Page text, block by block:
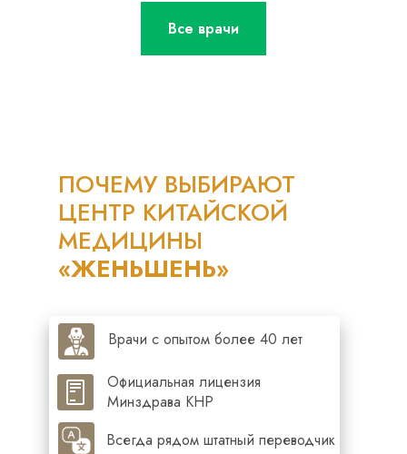
Все врачи
ПОЧЕМУ ВЫБИРАЮТ
ЦЕНТР КИТАЙСКОЙ
МЕДИЦИНЫ
«ЖЕНЬШЕНЬ»
Врачи с опытом более 40 лет
Всегда рядом штатный переводчик
Официальная лицензия
Минздрава КНР